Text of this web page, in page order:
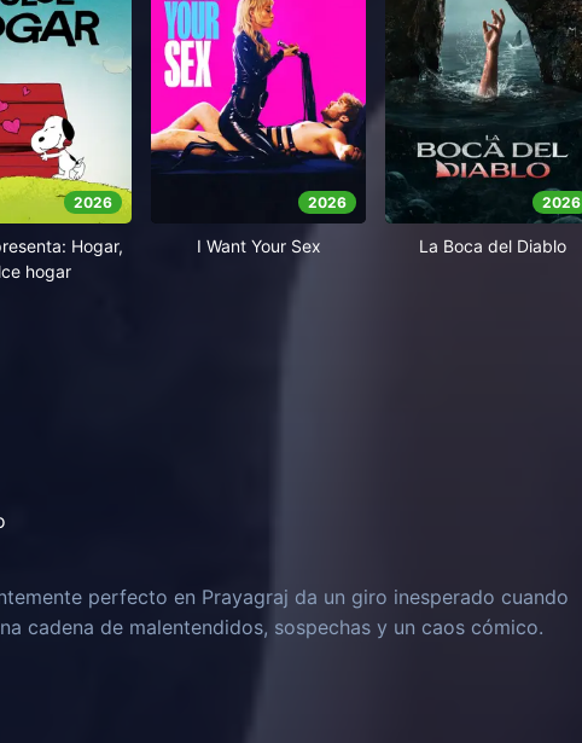
2026
Hogar,
hogar
2026
I Want Your Sex
2026
La Boca del Diablo
perfecto en Prayagraj da un giro inesperado cuando
cadena de malentendidos, sospechas y un caos cómico.